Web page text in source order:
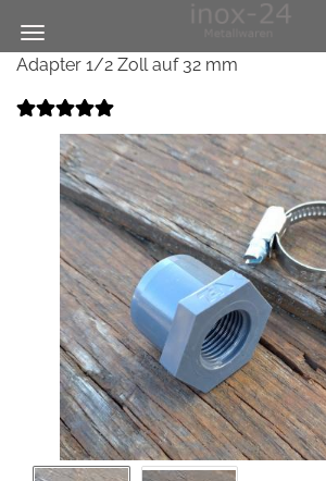
Adapter 1/2 Zoll auf 32 mm